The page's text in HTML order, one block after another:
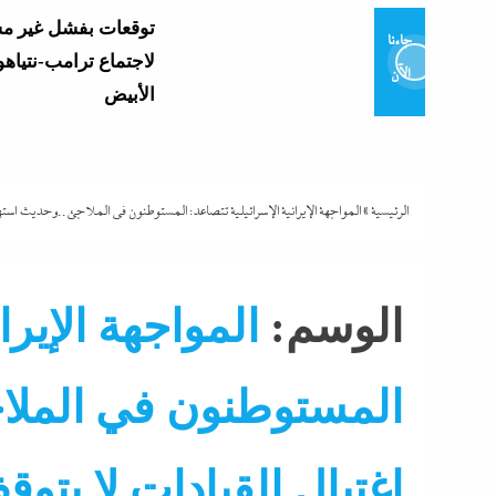
جاءنا
الآن
توقعات بفشل غير
لاجتماع ترامب-
الأبيض
وموعد إعلان...
تشتعل..عمرو
الرئيسية»المواجهة الإيرانية الإسرائيلية تتصاعد: المستوطنون في الملاجئ..وحديث
الوسم: المواجهة
المستوطنون في